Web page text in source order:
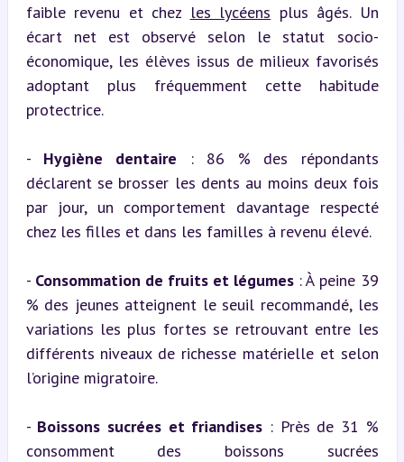
faible revenu et chez les lycéens plus âgés. Un
écart net est observé selon le statut socio-
économique, les élèves issus de milieux favorisés
adoptant plus fréquemment cette habitude
protectrice.
- Hygiène dentaire : 86 % des répondants
déclarent se brosser les dents au moins deux fois
par jour, un comportement davantage respecté
chez les filles et dans les familles à revenu élevé.
- Consommation de fruits et légumes : À peine 39
% des jeunes atteignent le seuil recommandé, les
variations les plus fortes se retrouvant entre les
différents niveaux de richesse matérielle et selon
l’origine migratoire.
- Boissons sucrées et friandises : Près de 31 %
consomment des boissons sucrées